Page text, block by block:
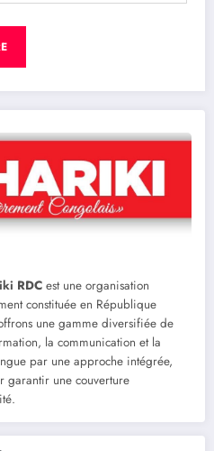
RDC est une organisation
constituée en République
une gamme diversifiée de
la communication et la
par une approche intégrée,
garantir une couverture